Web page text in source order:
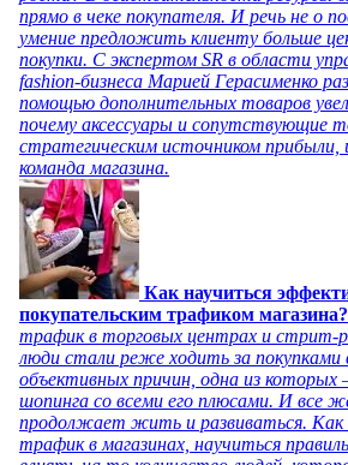
прямо в чеке покупателя. И речь не о
умение предложить клиенту больше
покупки. С экспертом SR в области
fashion-бизнеса Марией Герасименко
помощью дополнительных товаров
почему аксессуары и сопутствующие
стратегическим источником прибыли,
команда магазина.
Как научиться
покупательским трафиком магазина?
трафик в торговых центрах и стрит-
люди стали реже ходить за покупками
объективных причин, одна из которых
шопинга со всеми его плюсами. И все
продолжает жить и развиваться. Как
трафик в магазинах, научиться